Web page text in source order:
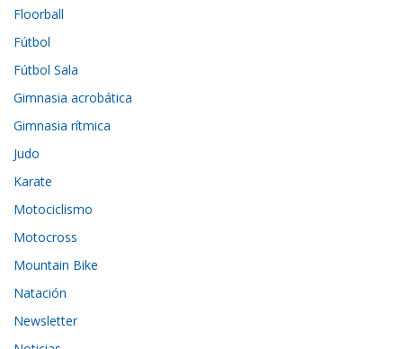
Floorball
Fútbol
Fútbol Sala
Gimnasia acrobática
Gimnasia rítmica
Judo
Karate
Motociclismo
Motocross
Mountain Bike
Natación
Newsletter